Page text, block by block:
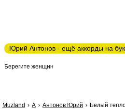
Юрий Антонов - ещё аккорды на
Берегите женщин
Muzland А Антонов Юрий Белый